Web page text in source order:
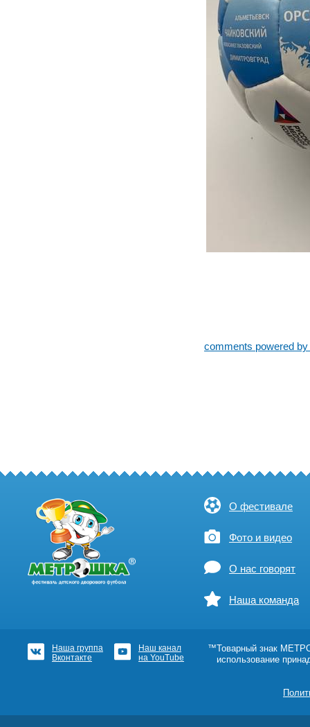
comments powered
О фестивале
Фото и видео
О нас говорят
Наша команда
Наша группа
Вконтакте
Наш канал
на YouTube
™Товарный знак
использование